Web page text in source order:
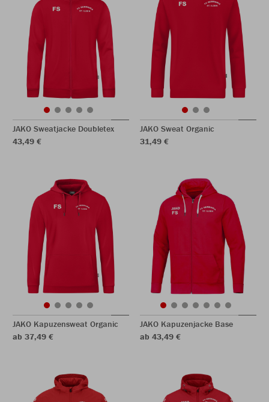
JAKO Sweatjacke Doubletex
43,49 €
JAKO Sweat Organic
31,49 €
JAKO Kapuzensweat Organic
ab 37,49 €
JAKO Kapuzenjacke Base
ab 43,49 €